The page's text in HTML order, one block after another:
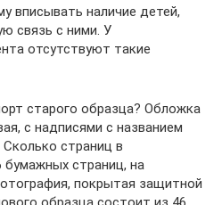
вписывать наличие детей,
связь с ними. У
отсутствуют такие
старого образца? Обложка
с надписями с названием
Сколько страниц в
бумажных страниц, на
покрытая защитной